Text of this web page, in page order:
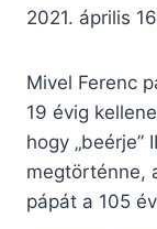
2021. április
Mivel Ferenc
19 évig
hogy „beérje”
megtörténne,
pápát a 105